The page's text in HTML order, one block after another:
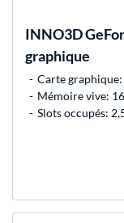
INNO3D
graphique
Carte
Mémoire vive:
Slots occupés: